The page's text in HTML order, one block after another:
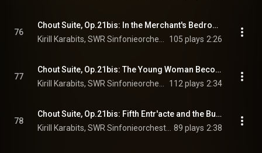
76
Chout Suite, Op.21bis: In the Merchant's Bedroom
105 plays 2:26
77
Chout Suite, Op.21bis: The Young Woman Becomes a Goat
112 plays 2:34
78
Chout Suite, Op.21bis: Fifth Entr'acte and the Burial of the Goat
89 plays 2:38